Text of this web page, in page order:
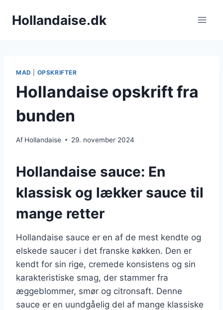
Hollandaise.dk
MAD OPSKRIFTER
Hollandaise opskrift fra
bunden
Af Hollandaise 29. november 2024
Hollandaise sauce: En
klassisk og lækker sauce til
mange retter
Hollandaise sauce er en af de mest kendte og
elskede saucer i det franske køkken. Den er
kendt for sin rige, cremede konsistens og sin
karakteristiske smag, der stammer fra
æggeblommer, smør og citronsaft. Denne
sauce er en uundgåelig del af mange klassiske